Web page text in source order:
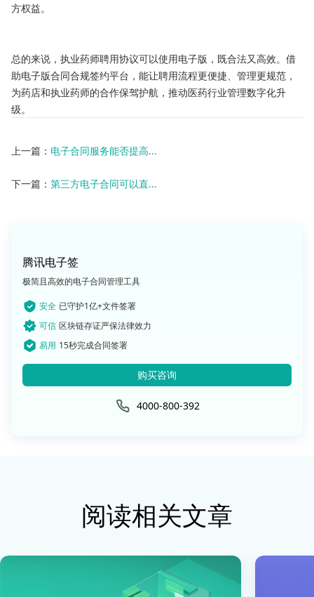
方权益。
总的来说，执业药师聘用协议可以使用电子版，既合法又高效。借
助电子版合同合规签约平台，能让聘用流程更便捷、管理更规范，
为药店和执业药师的合作保驾护航，推动医药行业管理数字化升
级。
上一篇： 电子合同服务能否提高...
下一篇： 第三方电子合同可以直...
腾讯电子签
极简且高效的电子合同管理工具
安全 已守护1亿+文件签署
可信 区块链存证严保法律效力
易用 15秒完成合同签署
购买咨询
4000-800-392
阅读相关文章